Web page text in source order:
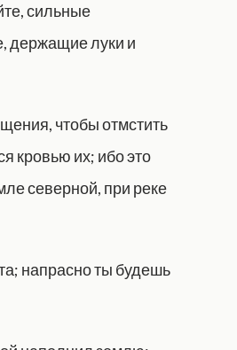
сильные
держащие луки и
чтобы отмстить
кровью их; ибо это
северной, при реке
напрасно ты будешь